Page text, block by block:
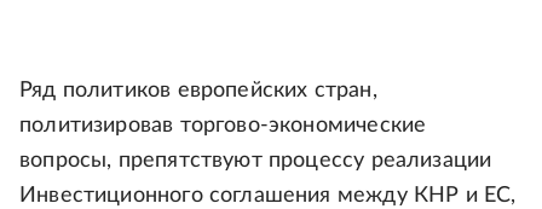
Ряд политиков европейских стран,
политизировав торгово-экономические
вопросы, препятствуют процессу реализации
Инвестиционного соглашения между КНР и ЕС,